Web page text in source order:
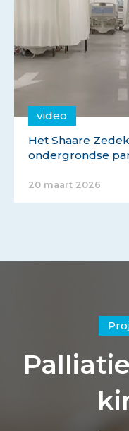
video
Het Shaare
ondergrondse
20 maart 2026